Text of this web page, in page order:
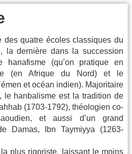
des quatre écoles classiques du
la dernière dans la succession
hanafisme (qu’on pratique en
(en Afrique du Nord) et le
et océan indien). Majoritaire
le hanbalisme est la tradition de
(1703-1792), théologien co-
et aussi d’un grand
Damas, Ibn Taymiyya (1263-
plus rigoriste, laissant le moins